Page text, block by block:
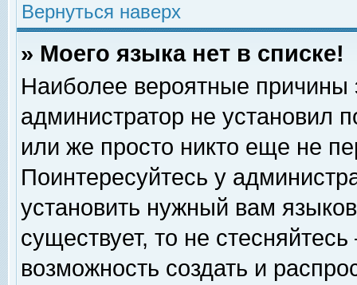
Вернуться наверх
» Моего языка нет в списке!
Наиболее вероятные причины
администратор не установил
или же просто никто еще не
Поинтересуйтесь у
установить нужный вам
существует, то не
возможность создать и